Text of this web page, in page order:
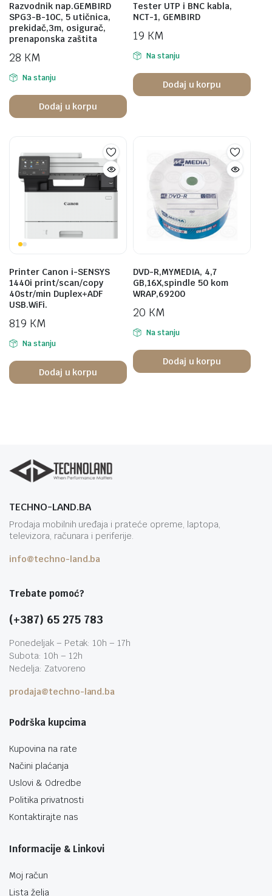
Razvodnik nap.GEMBIRD
SPG3-B-10C, 5 utičnica,
prekidač,3m, osigurač,
prenaponska zaštita
28 KM
Na stanju
Dodaj u korpu
Tester UTP i BNC kabla,
NCT-1, GEMBIRD
19 KM
Na stanju
Dodaj u korpu
Printer Canon i-SENSYS
1440i print/scan/copy
40str/min Duplex+ADF
USB.WiFi.
819 KM
Na stanju
Dodaj u korpu
DVD-R,MYMEDIA, 4,7
GB,16X,spindle 50 kom
WRAP,69200
20 KM
Na stanju
Dodaj u korpu
TECHNO-LAND.BA
Prodaja mobilnih uređaja i prateće opreme, laptopa,
televizora, računara i periferije.
info@techno-land.ba
Trebate pomoć?
(+387) 65 275 783
Ponedeljak – Petak: 10h – 17h
Subota: 10h – 12h
Nedelja: Zatvoreno
prodaja@techno-land.ba
Podrška kupcima
Kupovina na rate
Načini plaćanja
Uslovi & Odredbe
Politika privatnosti
Kontaktirajte nas
Informacije & Linkovi
Moj račun
Lista želja